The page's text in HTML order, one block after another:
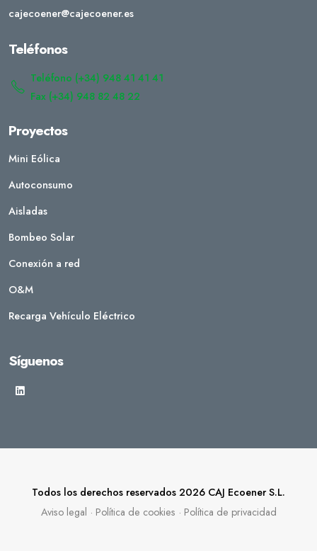
cajecoener@cajecoener.es
Teléfonos
Teléfono (+34) 948 41 41 41
Fax (+34) 948 82 48 22
Proyectos
Mini Eólica
Autoconsumo
Aisladas
Bombeo Solar
Conexión a red
O&M
Recarga Vehículo Eléctrico
Síguenos
Todos los derechos reservados 2026 CAJ Ecoener S.L.
Aviso legal · Política de cookies · Política de privacidad